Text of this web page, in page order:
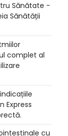
Sănătate -
Sănătății
complet al
Express
cu